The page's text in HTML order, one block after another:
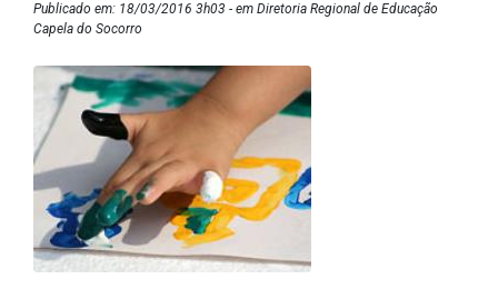
Publicado em: 18/03/2016 3h03 - em Diretoria Regional de Educação
Capela do Socorro